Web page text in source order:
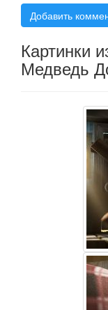
Добавить
Картинки
Медведь